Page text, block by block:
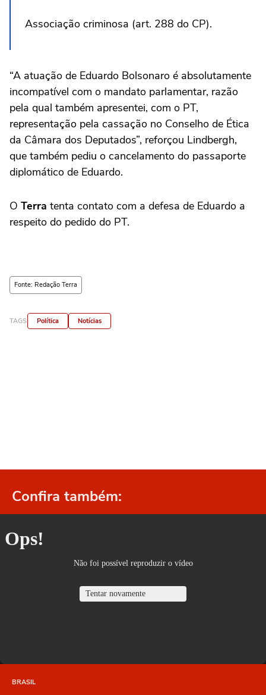
Associação criminosa (art. 288 do CP).
“A atuação de Eduardo Bolsonaro é absolutamente
incompatível com o mandato parlamentar, razão
pela qual também apresentei, com o PT,
representação pela cassação no Conselho de Ética
da Câmara dos Deputados”, reforçou Lindbergh,
que também pediu o cancelamento do passaporte
diplomático de Eduardo.
O Terra tenta contato com a defesa de Eduardo a
respeito do pedido do PT.
Fonte: Redação Terra
TAGS Política Notícias
Confira também:
BRASIL